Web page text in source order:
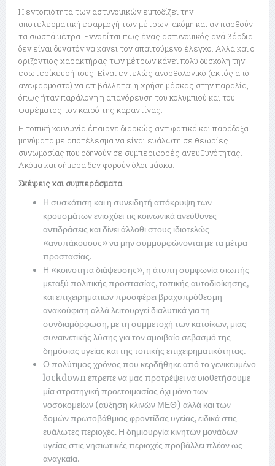
Η εντοπιότητα των αστυνομικών εμποδίζει την
αποτελεσματική εφαρμογή των μέτρων, ακόμη και αν παρθούν
τα σωστά μέτρα. Εννοείται πως ένας αστυνομικός ανά βάρδια
δεν είναι δυνατόν να κάνει τον απαιτούμενο έλεγχο. Αλλά και ο
οριζόντιος χαρακτήρας των μέτρων κάνει πολύ δύσκολη την
εσωτερίκευσή τους. Είναι εντελώς ανορθολογικό (εκτός από
ανεφάρμοστο) να επιβάλλεται η χρήση μάσκας στην παραλία,
όπως ήταν παράλογη η απαγόρευση του κολυμπιού και του
ψαρέματος τον καιρό της καραντίνας.
Η τοπική κοινωνία έπαιρνε διαρκώς αντιφατικά και παράδοξα
μηνύματα με αποτέλεσμα να είναι ευάλωτη σε θεωρίες
συνωμοσίας που οδηγούν σε συμπεριφορές ανευθυνότητας.
Ακόμα και σήμερα δεν φορούν όλοι μάσκα.
Σκέψεις και συμπεράσματα
Η συσκότιση και η συνειδητή απόκρυψη των
κρουσμάτων ενισχύει τις κοινωνικά ανεύθυνες
αντιδράσεις και δίνει άλλοθι στους ιδιοτελώς
«ανυπάκουους» να μην συμμορφώνονται με τα μέτρα
προστασίας.
Η «κοινοτητα διάψευσης», η άτυπη συμφωνία σιωπής
μεταξύ πολιτικής προστασίας, τοπικής αυτοδιοίκησης,
και επιχειρηματιών προσφέρει βραχυπρόθεσμη
ανακούφιση αλλά λειτουργεί διαλυτικά για τη
συνδιαμόρφωση, με τη συμμετοχή των κατοίκων, μιας
συναινετικής λύσης για τον αμοιβαίο σεβασμό της
δημόσιας υγείας και της τοπικής επιχειρηματικότητας.
Ο πολύτιμος χρόνος που κερδήθηκε από το γενικευμένο
lockdown έπρεπε να μας προτρέψει να υιοθετήσουμε
μία στρατηγική προετοιμασίας όχι μόνο των
νοσοκομείων (αύξηση κλινών ΜΕΘ) αλλά και των
δομών πρωτοβάθμιας φροντίδας υγείας, ειδικά στις
ευάλωτες περιοχές. Η δημιουργία κινητών μονάδων
υγείας στις νησιωτικές περιοχές προβάλλει πλέον ως
αναγκαία.